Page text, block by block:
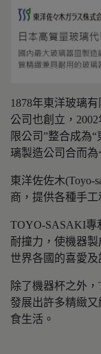
1878年東洋玻璃
公司也創立，
限公司”整合成為
璃製造公司合而為
東洋佐佐木(Toyo-
商，提供各種手
TOYO-SASAKI專
耐撞力，使機器
世界各國的喜愛及
除了機器杯之外，
發展出許多精緻
食生活。